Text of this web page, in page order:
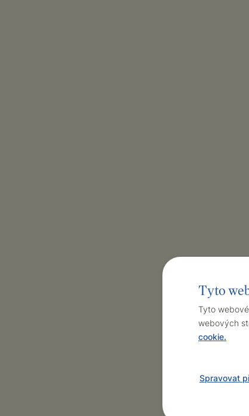
Tyto
Tyto
webových
cookie.
Spravovat